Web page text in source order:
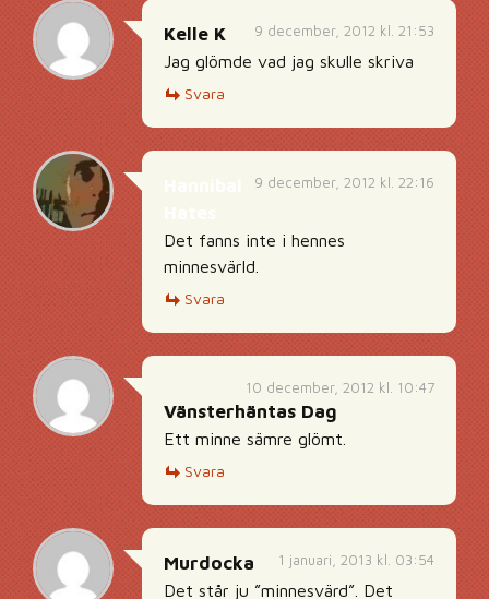
9 december, 2012 kl. 21:53
Kelle K
Jag glömde vad jag skulle skriva
Svara
9 december, 2012 kl. 22:16
Det fanns inte i hennes
minnesvärld.
Svara
10 december, 2012 kl. 10:47
Vänsterhäntas Dag
Ett minne sämre glömt.
Svara
1 januari, 2013 kl. 03:54
Murdocka
Det står ju ”minnesvärd”. Det